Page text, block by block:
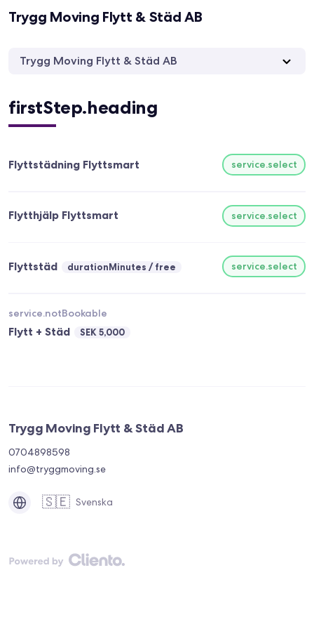
Trygg Moving Flytt & Städ AB
Trygg Moving Flytt & Städ AB
firstStep.heading
Flyttstädning Flyttsmart service.select
Flytthjälp Flyttsmart service.select
Flyttstäd durationMinutes free service.select
Flytt + Städ SEK 5,000
service.notBookable
Trygg Moving Flytt & Städ AB
0704898598
info@tryggmoving.se
🇸🇪 Svenska